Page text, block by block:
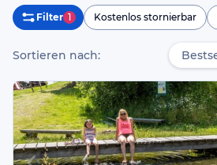
Filter 1 Kostenlos stornierbar
Sortieren nach: